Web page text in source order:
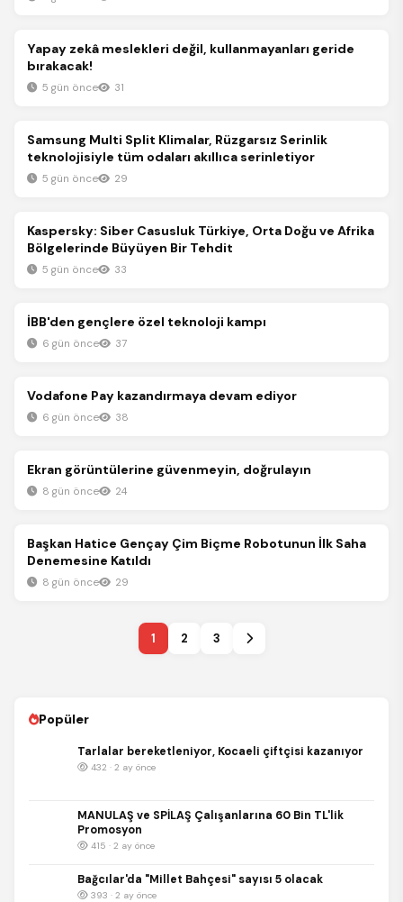
Teknoloji
Yapay zekâ meslekleri değil, kullanmayanları geride
bırakacak!
5 gün önce 31
Teknoloji
Samsung Multi Split Klimalar, Rüzgarsız Serinlik
teknolojisiyle tüm odaları akıllıca serinletiyor
5 gün önce 29
Teknoloji
Kaspersky: Siber Casusluk Türkiye, Orta Doğu ve Afrika
Bölgelerinde Büyüyen Bir Tehdit
5 gün önce 33
Teknoloji
İBB'den gençlere özel teknoloji kampı
6 gün önce 37
Teknoloji
Vodafone Pay kazandırmaya devam ediyor
6 gün önce 38
Teknoloji
Ekran görüntülerine güvenmeyin, doğrulayın
8 gün önce 24
Teknoloji
Başkan Hatice Gençay Çim Biçme Robotunun İlk Saha
Denemesine Katıldı
8 gün önce 29
1 2 3
Popüler
Tarlalar bereketleniyor, Kocaeli çiftçisi kazanıyor
432 · 2 ay önce
MANULAŞ ve SPİLAŞ Çalışanlarına 60 Bin TL'lik
Promosyon
415 · 2 ay önce
Bağcılar'da "Millet Bahçesi" sayısı 5 olacak
393 · 2 ay önce